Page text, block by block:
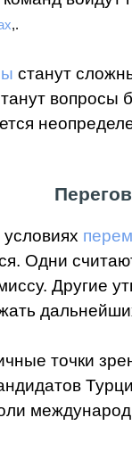
,.
станут
вопросы
Одни
Другие
точки